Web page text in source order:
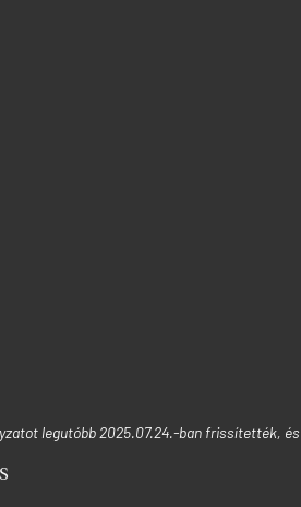
legutóbb 2025.07.24.-ban frissítették,